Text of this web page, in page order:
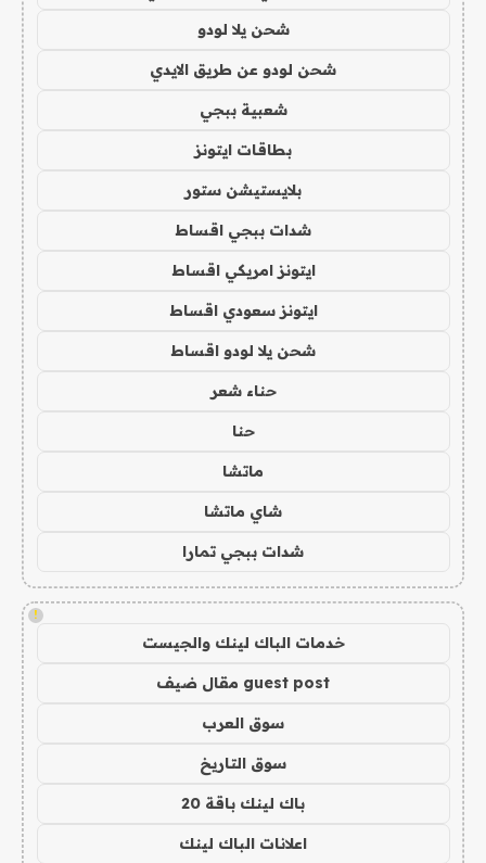
شحن يلا لودو
شحن لودو عن طريق الايدي
شعبية ببجي
بطاقات ايتونز
بلايستيشن ستور
شدات ببجي اقساط
ايتونز امريكي اقساط
ايتونز سعودي اقساط
شحن يلا لودو اقساط
حناء شعر
حنا
ماتشا
شاي ماتشا
شدات ببجي تمارا
!
خدمات الباك لينك والجيست
guest post مقال ضيف
سوق العرب
سوق التاريخ
باك لينك باقة 20
اعلانات الباك لينك